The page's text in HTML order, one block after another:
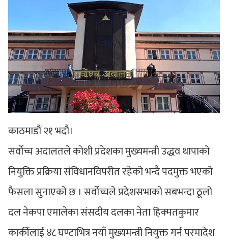
काठमाडौं २१ भदौ।
सर्वोच्च अदालतले कोशी प्रदेशका मुख्यमन्त्री उद्धव थापाको
नियुक्ति प्रक्रिया संविधानविपरीत रहेको भन्दै पदमुक्त भएको
फैसला सुनाएको छ । सर्वोच्चले प्रदेशसभाको सबभन्दा ठूलो
दल नेकपा एमालेका संसदीय दलका नेता हिक्मतकुमार
कार्कीलाई ४८ घण्टाभित्र नयाँ मुख्यमन्त्री नियुक्त गर्न परमादेश